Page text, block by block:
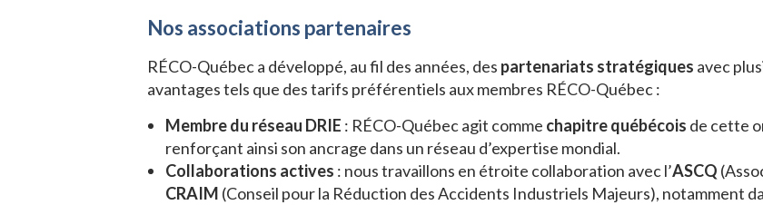
Nos associations partenaires
RÉCO-Québec a développé, au fil des années, des partenariats stratégiques avec
avantages tels que des tarifs préférentiels aux membres RÉCO-Québec :
Membre du réseau DRIE : RÉCO-Québec agit comme chapitre québécois de cette
renforçant ainsi son ancrage dans un réseau d’expertise mondial.
Collaborations actives : nous travaillons en étroite collaboration avec l’ASCQ
CRAIM (Conseil pour la Réduction des Accidents Industriels Majeurs), notamment